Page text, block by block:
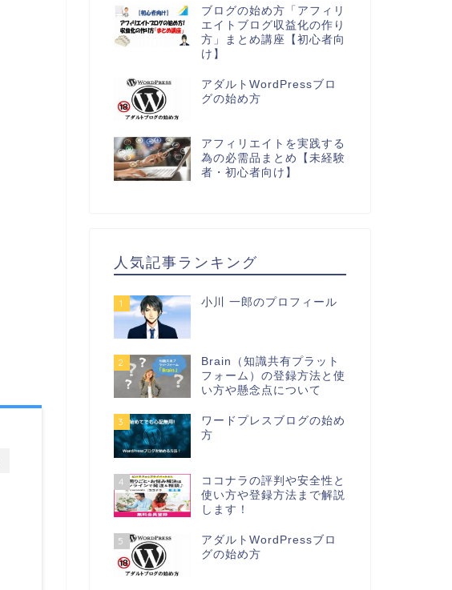
ブログの始め方「アフィリ
エイトブログ収益化の作り
方」まとめ講座【初心者向
け】
アダルトWordPressブロ
グの始め方
アフィリエイトを実践する
為の必需品まとめ【未経験
者・初心者向け】
人気記事ランキング
1 小川 一郎のプロフィール
2
Brain（知識共有プラット
フォーム）の登録方法と使
い方や懸念点について
3
ワードプレスブログの始め
方
4
ココナラの評判や安全性と
使い方や登録方法まで解説
します！
5
アダルトWordPressブロ
グの始め方